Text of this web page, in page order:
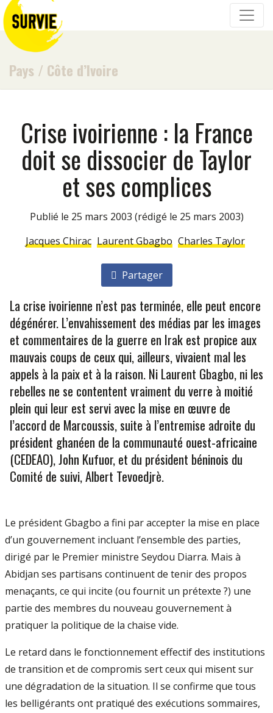
Pays / Côte d’Ivoire
Crise ivoirienne : la France
doit se dissocier de Taylor
et ses complices
Publié le 25 mars 2003 (rédigé le 25 mars 2003)
Jacques Chirac Laurent Gbagbo Charles Taylor
Partager
La crise ivoirienne n’est pas terminée, elle peut encore
dégénérer. L’envahissement des médias par les images
et commentaires de la guerre en Irak est propice aux
mauvais coups de ceux qui, ailleurs, vivaient mal les
appels à la paix et à la raison. Ni Laurent Gbagbo, ni les
rebelles ne se contentent vraiment du verre à moitié
plein qui leur est servi avec la mise en œuvre de
l’accord de Marcoussis, suite à l’entremise adroite du
président ghanéen de la communauté ouest-africaine
(CEDEAO), John Kufuor, et du président béninois du
Comité de suivi, Albert Tevoedjrè.
Le président Gbagbo a fini par accepter la mise en place
d’un gouvernement incluant l’ensemble des parties,
dirigé par le Premier ministre Seydou Diarra. Mais à
Abidjan ses partisans continuent de tenir des propos
menaçants, ce qui incite (ou fournit un prétexte ?) une
partie des membres du nouveau gouvernement à
pratiquer la politique de la chaise vide.
Le retard dans le fonctionnement effectif des institutions
de transition et de compromis sert ceux qui misent sur
une dégradation de la situation. Il se confirme que tous
les belligérants ont pratiqué des exécutions sommaires,